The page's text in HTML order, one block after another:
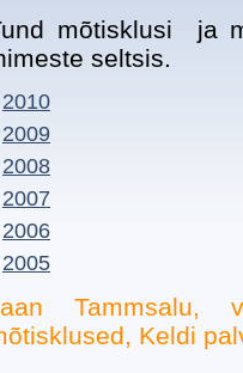
mõtisklusi ja
seltsis.
2010
2009
2008
2007
2006
2005
Tammsalu,
Keldi